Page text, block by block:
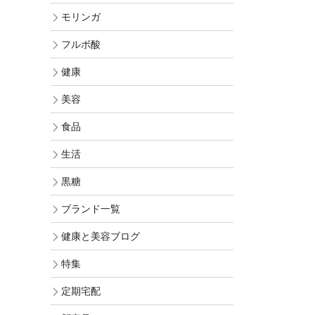
フルボ酸 太古の泉
生活用品
商品動画を見る
オリジナル化粧水比較
無添加 石鹸早見表
シャンプー早見表
化粧水早見表
モリンガ
フルボ酸
健康
美容
食品
生活
黒糖
ブランド一覧
健康と美容ブログ
特集
定期宅配